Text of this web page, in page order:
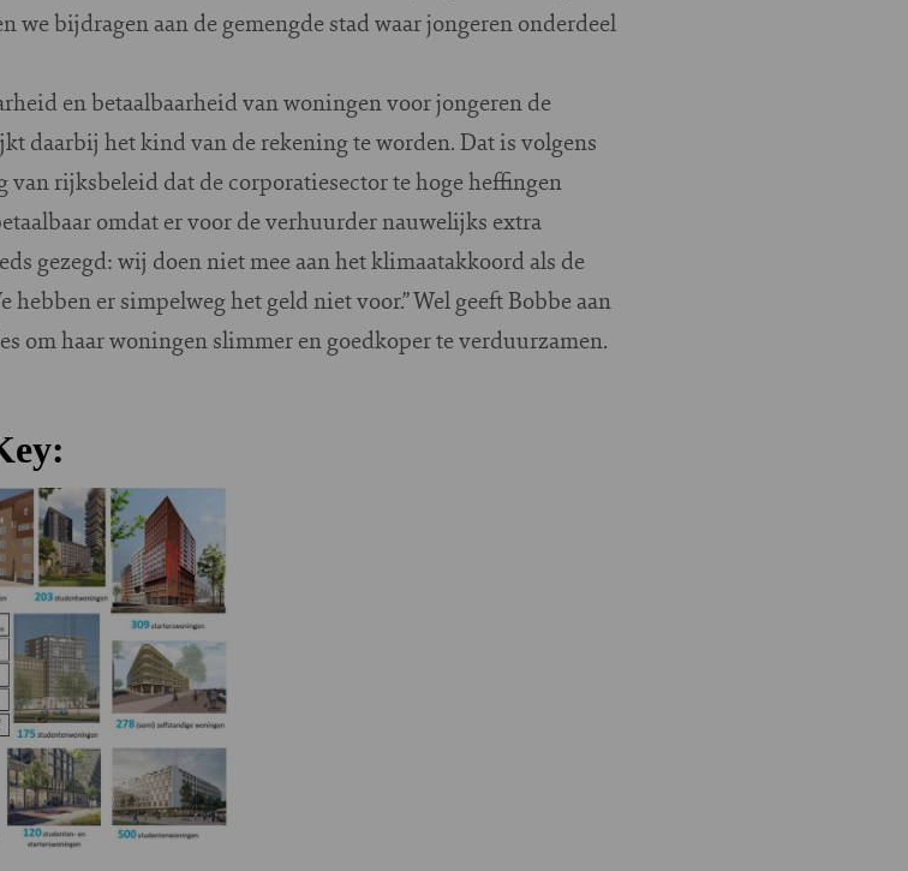
bijdragen aan de gemengde stad waar jongeren onderdeel
en betaalbaarheid van woningen voor jongeren de
daarbij het kind van de rekening te worden. Dat is volgens
van rijksbeleid dat de corporatiesector te hoge heffingen
omdat er voor de verhuurder nauwelijks extra
gezegd: wij doen niet mee aan het klimaatakkoord als de
er simpelweg het geld niet voor.” Wel geeft Bobbe aan
om haar woningen slimmer en goedkoper te verduurzamen.